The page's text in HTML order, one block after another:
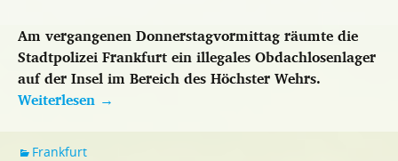
Am vergangenen Donnerstagvormittag räumte die
Stadtpolizei Frankfurt ein illegales Obdachlosenlager
auf der Insel im Bereich des Höchster Wehrs.
Weiterlesen →
Frankfurt